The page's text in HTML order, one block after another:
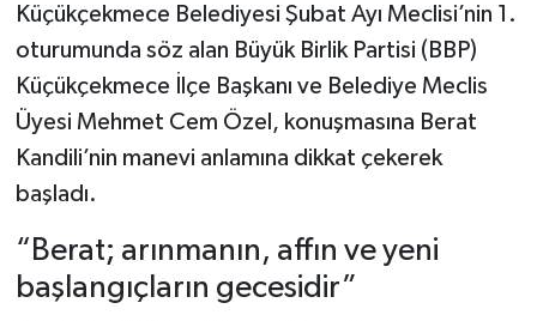
Küçükçekmece Belediyesi Şubat Ayı Meclisi’nin 1.
oturumunda söz alan Büyük Birlik Partisi (BBP)
Küçükçekmece İlçe Başkanı ve Belediye Meclis
Üyesi Mehmet Cem Özel, konuşmasına Berat
Kandili’nin manevi anlamına dikkat çekerek
başladı.
“Berat; arınmanın, affın ve yeni
başlangıçların gecesidir”